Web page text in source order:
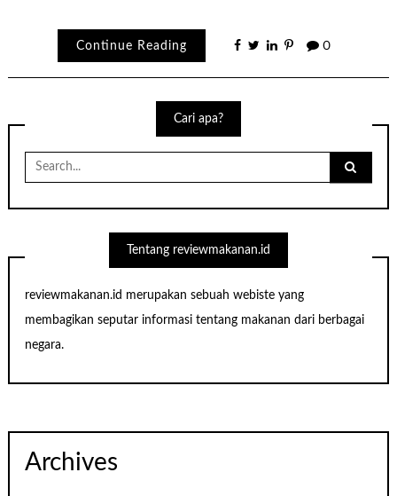
Continue Reading 0
Cari apa?
Search
for:
Tentang reviewmakanan.id
reviewmakanan.id merupakan sebuah webiste yang
membagikan seputar informasi tentang makanan dari berbagai
negara.
Archives